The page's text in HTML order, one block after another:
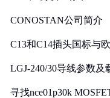
CONOSTAN公司简介
C13和C14插头国标与
LGJ-240/30导线参数及
寻找nce01p30k